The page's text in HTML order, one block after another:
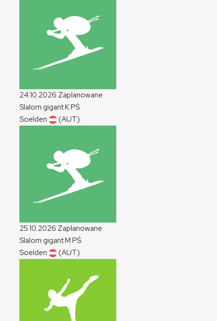
24.10.2026 Zaplanowane
Slalom gigantKPŚ
Soelden
(AUT)
25.10.2026 Zaplanowane
Slalom gigantM PŚ
Soelden
(AUT)